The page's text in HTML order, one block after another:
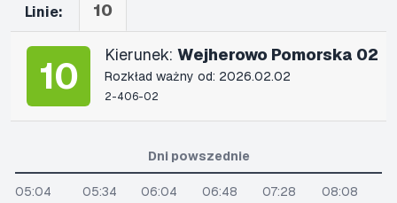
Linie: 10
10 Kierunek: Wejherowo Pomorska 02
Rozkład ważny od: 2026.02.02
2-406-02
Dni powszednie
05:04 05:34 06:04 06:48 07:28
08:08